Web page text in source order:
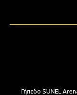
Γήπεδο SUNEL